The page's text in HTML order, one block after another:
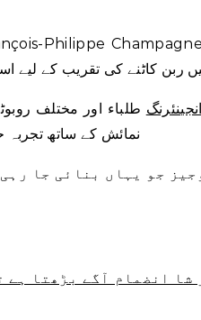
ربن کاٹنے کی تقریب کے لیے
انجینئرنگ طلباء اور مختلف
نمائش کے ساتھ تجربہ
شا انضمام آگے بڑھتا